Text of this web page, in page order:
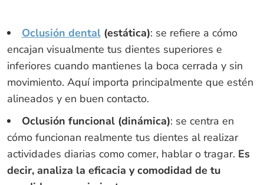
Oclusión dental(estática): se refiere a cómo
encajan visualmente tus dientes superiores e
inferiores cuando mantienes la boca cerrada y sin
movimiento. Aquí importa principalmente que estén
alineados y en buen contacto.
Oclusión funcional (dinámica): se centra en
cómo funcionan realmente tus dientes al realizar
actividades diarias como comer, hablar o tragar. Es
decir, analiza la eficacia y comodidad de tu